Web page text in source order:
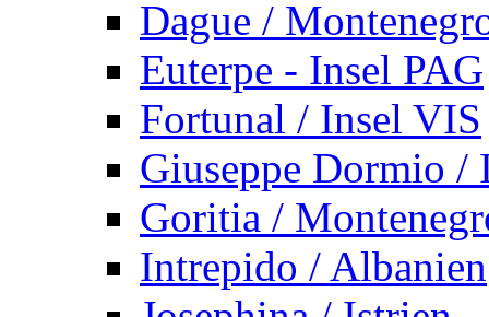
Dague /
Euterpe - Insel PAG
Fortunal / Insel VIS
Giuseppe Dormio /
Goritia /
Intrepido / Albanien